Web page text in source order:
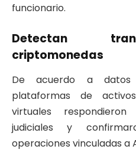
funcionario.
Detectan
criptomonedas
De acuerdo a datos
plataformas de
virtuales
judiciales y
operaciones vinculadas a